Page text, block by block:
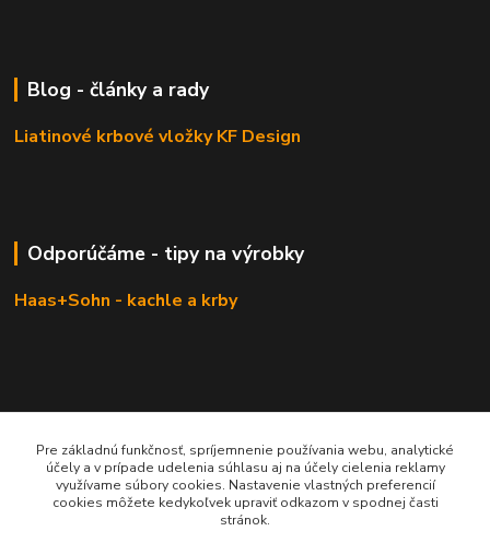
Blog - články a rady
Liatinové krbové vložky KF Design
Odporúčáme - tipy na výrobky
Haas+Sohn - kachle a krby
Pre základnú funkčnosť, spríjemnenie používania webu, analytické
účely a v prípade udelenia súhlasu aj na účely cielenia reklamy
využívame súbory cookies. Nastavenie vlastných preferencií
cookies môžete kedykoľvek upraviť odkazom v spodnej časti
stránok.